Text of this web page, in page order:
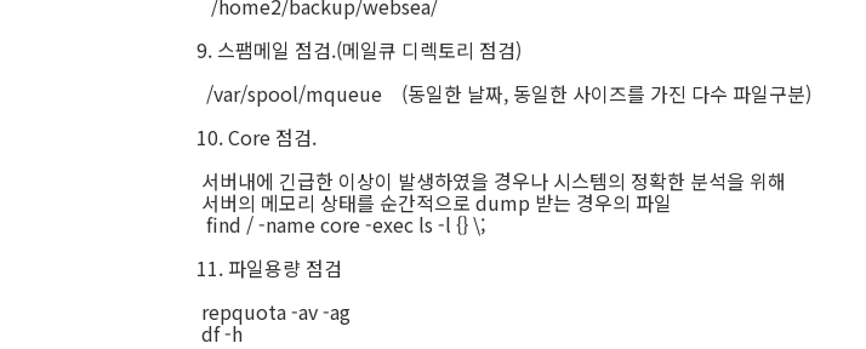
/home2/backup/websea/
9. 스팸메일 점검.(메일큐 디렉토리 점검)
/var/spool/mqueue (동일한 날짜, 동일한 사이즈를 가진 다수 파일구분)
10. Core 점검.
서버내에 긴급한 이상이 발생하였을 경우나 시스템의 정확한 분석을 위해
서버의 메모리 상태를 순간적으로 dump 받는 경우의 파일
find / -name core -exec ls -l {} \;
11. 파일용량 점검
repquota -av -ag
df -h